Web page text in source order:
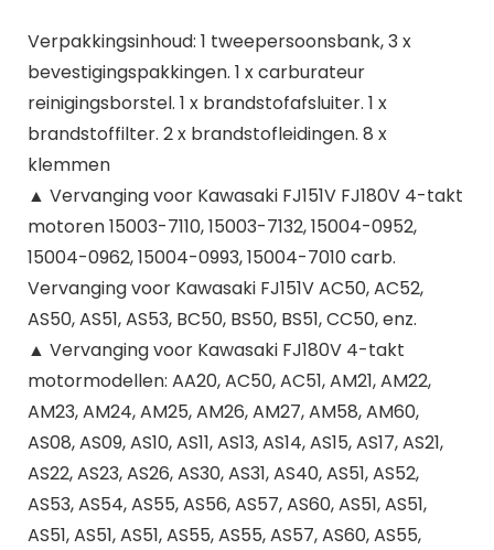
Verpakkingsinhoud: 1 tweepersoonsbank, 3 x
bevestigingspakkingen. 1 x carburateur
reinigingsborstel. 1 x brandstofafsluiter. 1 x
brandstoffilter. 2 x brandstofleidingen. 8 x
klemmen
▲ Vervanging voor Kawasaki FJ151V FJ180V 4-takt
motoren 15003-7110, 15003-7132, 15004-0952,
15004-0962, 15004-0993, 15004-7010 carb.
Vervanging voor Kawasaki FJ151V AC50, AC52,
AS50, AS51, AS53, BC50, BS50, BS51, CC50, enz.
▲ Vervanging voor Kawasaki FJ180V 4-takt
motormodellen: AA20, AC50, AC51, AM21, AM22,
AM23, AM24, AM25, AM26, AM27, AM58, AM60,
AS08, AS09, AS10, AS11, AS13, AS14, AS15, AS17, AS21,
AS22, AS23, AS26, AS30, AS31, AS40, AS51, AS52,
AS53, AS54, AS55, AS56, AS57, AS60, AS51, AS51,
AS51, AS51, AS51, AS55, AS55, AS57, AS60, AS55,